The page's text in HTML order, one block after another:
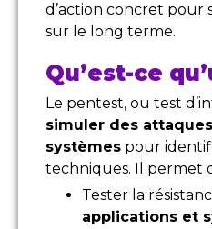
d’action concret pour
sur le long terme.
Qu’est-ce
Le pentest, ou test
simuler des
systèmes pour
techniques. Il permet
Tester la
applications et